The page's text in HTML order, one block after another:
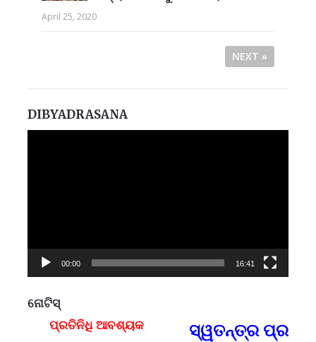
April 25, 2020
NEXT »
DIBYADRASANA
00:00 16:41
ନୋଟିସ୍
ପ୍ରତିନିଧି ଆବଶ୍ୟକ
ସ୍ୱତନ୍ତ୍ର ପ୍ରତିନିଧି